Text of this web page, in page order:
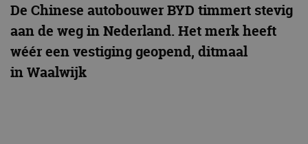
De Chinese autobouwer BYD timmert stevig
aan de weg in Nederland. Het merk heeft
wéér een vestiging geopend, ditmaal
in Waalwijk